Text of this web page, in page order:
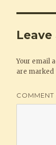
Leave
Your email
are marked
COMMENT